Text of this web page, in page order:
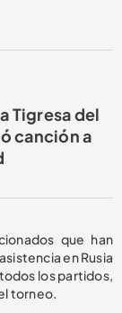
Tigresa del
canción a
que han
en Rusia
los partidos,
torneo.